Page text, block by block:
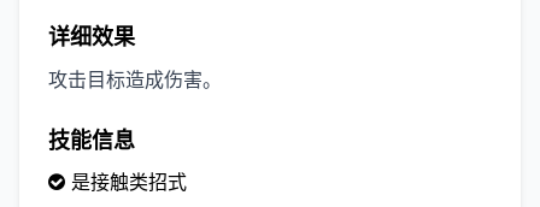
详细效果
攻击目标造成伤害。
技能信息
是接触类招式